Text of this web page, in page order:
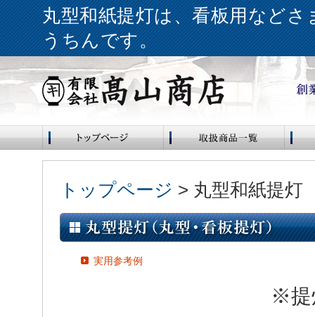
丸型和紙提灯は、看板用など
うちんです。
トップページ > 丸型和紙提灯
実用参考例
※提